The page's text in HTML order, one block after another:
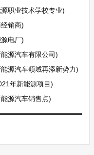
职业技术学校专业)
销商)
电厂)
源汽车有限公司)
源汽车领域再添新势力)
年新能源项目)
源汽车销售点)